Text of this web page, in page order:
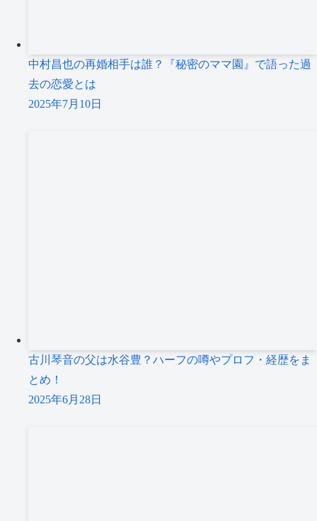
中村昌也の再婚相手は誰？『秘密のママ園』で語った過
去の恋愛とは
2025年7月10日
古川琴音の父は水谷豊？ハーフの噂やプロフ・経歴をま
とめ！
2025年6月28日